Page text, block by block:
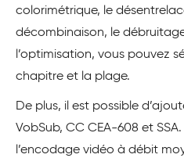
colorimétrique, le
décombinaison, le
l’optimisation, vous pouvez
chapitre et la plage.
De plus, il est possible
VobSub, CC CEA-608 et
l’encodage vidéo à débit